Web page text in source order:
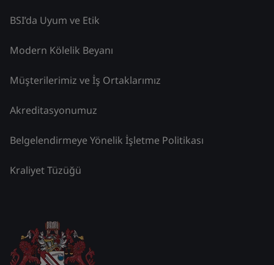
BSI’da Uyum ve Etik
Modern Kölelik Beyanı
Müşterilerimiz ve İş Ortaklarımız
Akreditasyonumuz
Belgelendirmeye Yönelik İşletme Politikası
Kraliyet Tüzüğü